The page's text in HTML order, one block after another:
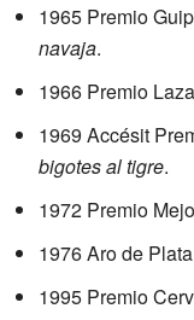
1965 Premio
navaja.
1966 Premio
1969 Accésit
bigotes al tigre.
1972 Premio
1976 Aro de
1995 Premio